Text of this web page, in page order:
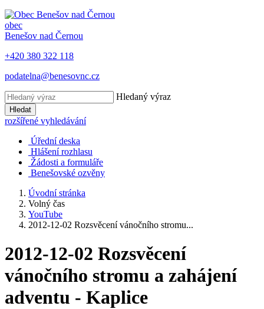
obec
Benešov nad Černou
+420 380 322 118
podatelna@benesovnc.cz
Hledaný výraz
Hledat
rozšířené vyhledávání
Úřední deska
Hlášení rozhlasu
Žádosti a formuláře
Benešovské ozvěny
Úvodní stránka
Volný čas
YouTube
2012-12-02 Rozsvěcení vánočního stromu...
2012-12-02 Rozsvěcení
vánočního stromu a zahájení
adventu - Kaplice